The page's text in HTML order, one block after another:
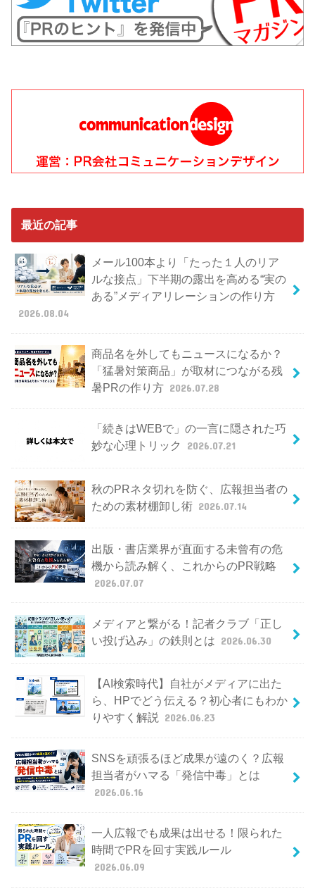
最近の記事
メール100本より「たった１人のリア
ルな接点」下半期の露出を高める“実の
ある”メディアリレーションの作り方
2026.08.04
商品名を外してもニュースになるか？
「猛暑対策商品」が取材につながる残
暑PRの作り方 2026.07.28
「続きはWEBで」の一言に隠された巧
妙な心理トリック
2026.07.21
秋のPRネタ切れを防ぐ、広報担当者の
ための素材棚卸し術 2026.07.14
出版・書店業界が直面する未曾有の危
機から読み解く、これからのPR戦略
2026.07.07
メディアと繋がる！記者クラブ「正し
い投げ込み」の鉄則とは 2026.06.30
【AI検索時代】自社がメディアに出た
ら、HPでどう伝える？初心者にもわか
りやすく解説
2026.06.23
SNSを頑張るほど成果が遠のく？広報
担当者がハマる「発信中毒」とは
2026.06.16
一人広報でも成果は出せる！限られた
時間でPRを回す実践ルール
2026.06.09